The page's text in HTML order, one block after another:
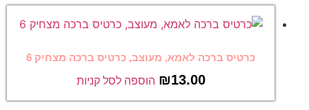
כרטיס ברכה לאמא, מעוצב, כרטיס ברכה מצחיק 6
₪13.00 הוספה לסל קניות